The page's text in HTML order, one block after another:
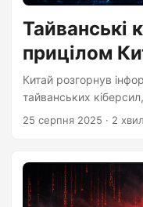
Тайванські
прицілом
Китай розгорнув
тайванських
агресора на жертву
25 серпня 2025 · 2